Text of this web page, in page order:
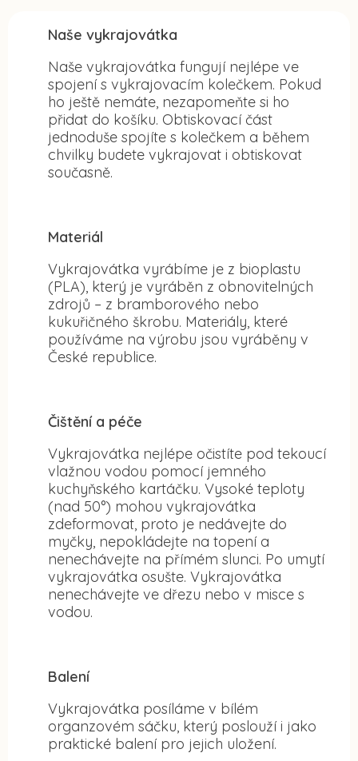
Naše vykrajovátka
Naše vykrajovátka fungují nejlépe ve
spojení s vykrajovacím kolečkem. Pokud
ho ještě nemáte, nezapomeňte si ho
přidat do košíku. Obtiskovací část
jednoduše spojíte s kolečkem a během
chvilky budete vykrajovat i obtiskovat
současně.
Materiál
Vykrajovátka vyrábíme je z bioplastu
(PLA), který je vyráběn z obnovitelných
zdrojů – z bramborového nebo
kukuřičného škrobu. Materiály, které
používáme na výrobu jsou vyráběny v
České republice.
Čištění a péče
Vykrajovátka nejlépe očistíte pod tekoucí
vlažnou vodou pomocí jemného
kuchyňského kartáčku. Vysoké teploty
(nad 50°) mohou vykrajovátka
zdeformovat, proto je nedávejte do
myčky, nepokládejte na topení a
nenechávejte na přímém slunci. Po umytí
vykrajovátka osušte. Vykrajovátka
nenechávejte ve dřezu nebo v misce s
vodou.
Balení
Vykrajovátka posíláme v bílém
organzovém sáčku, který poslouží i jako
praktické balení pro jejich uložení.